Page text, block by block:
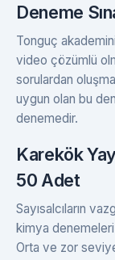
Deneme
Tonguç
video çözümlü
sorulardan
uygun olan bu
denemedir.
Karekök
50 Adet
Sayısalcıların
kimya
Orta ve zor